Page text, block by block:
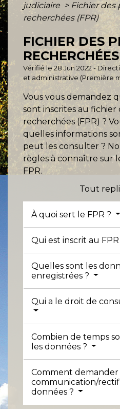
judiciaire > Fichier des
recherchées (FPR)
FICHIER DES
Vérifié le 28 Jun 2022 -
et administrative (Première
Vous vous demandez
sont inscrites au fichier
recherchées (FPR) ?
quelles informations
peut les consulter ?
règles à connaître sur
FPR.
Tout
À quoi sert le FPR ?
Qui est inscrit au FPR
Quelles sont les
enregistrées ?
Qui a le droit de
Combien de temps
les données ?
Comment demander
communication/
données ?